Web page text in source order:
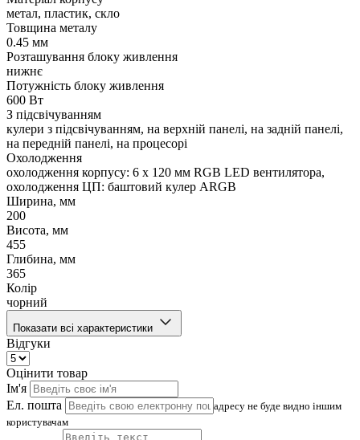
метал, пластик, скло
Товщина металу
0.45 мм
Розташування блоку живлення
нижнє
Потужність блоку живлення
600 Вт
З підсвічуванням
кулери з підсвічуванням, на верхній панелі, на задній панелі,
на передній панелі, на процесорі
Охолодження
охолодження корпусу: 6 x 120 мм RGB LED вентилятора,
охолодження ЦП: баштовий кулер ARGB
Ширина, мм
200
Висота, мм
455
Глибина, мм
365
Колір
чорний
Показати всі характеристики
Відгуки
Оцінити товар
Ім'я
Ел. пошта
адресу не буде видно іншим
користувачам